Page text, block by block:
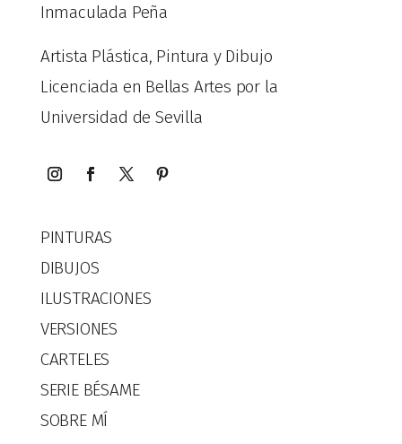
Inmaculada Peña
Artista Plástica, Pintura y Dibujo
Licenciada en Bellas Artes por la
Universidad de Sevilla
PINTURAS
DIBUJOS
ILUSTRACIONES
VERSIONES
CARTELES
SERIE BÉSAME
SOBRE MÍ